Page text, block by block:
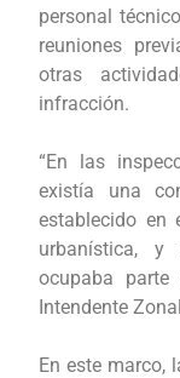
personal
reuniones
otras
infracción.
“En las
existía una
establecido en
urbanística, y
ocupaba
Intendente
En este marco,